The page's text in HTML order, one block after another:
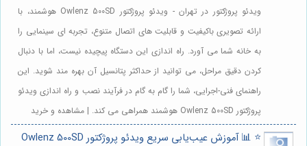
ویدئو پروژکتور در تهران - ویدئو پروژکتور Owlenz 500SD هوشمند، با
ارائه تصویری باکیفیت و قابلیت های اتصال متنوع، تجربه ای سینمایی را
به خانه شما می آورد. راه اندازی این دستگاه پیچیده نیست، اما با دنبال
کردن دقیق مراحل، می توانید از حداکثر پتانسیل آن بهره مند شوید. این
راهنمای فنی-اجرایی، شما را گام به گام در فرآیند نصب و راه اندازی ویدئو
پروژکتور Owlenz 500SD هوشمند همراهی می کند. | مشاهده و خرید
⭐️ 📊 آموزش عیب‌یابی سریع ویدئو پروژکتور Owlenz 500SD